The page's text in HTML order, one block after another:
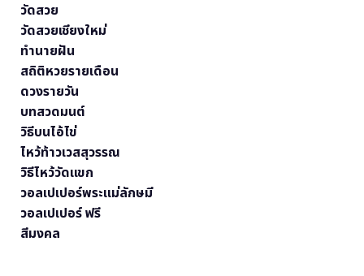
วัดสวย
วัดสวยเชียงใหม่
ทำนายฝัน
สถิติหวยรายเดือน
ดวงรายวัน
บทสวดมนต์
วิธีบนไอ้ไข่
ไหว้ท้าวเวสสุวรรณ
วิธีไหว้วัดแขก
วอลเปเปอร์พระแม่ลักษมี
วอลเปเปอร์ ฟรี
สีมงคล